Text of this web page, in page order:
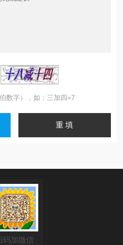
数字），如：三加四=7
码加微信